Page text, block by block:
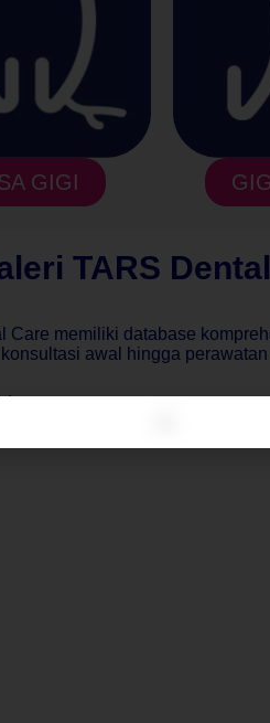
GIGI
TARS
memiliki database
awal hingga